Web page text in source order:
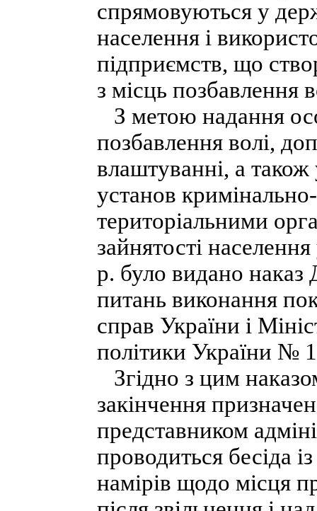
спрямовуються у
населення і
підприємств, що
з місць позбавлення
З метою надання
позбавлення волі,
влаштуванні, а також
установ
територіальними
зайнятості
р. було видано наказ
питань виконання
справ України і
політики України №
Згідно з цим
закінчення
представником
проводиться бесіда
намірів щодо місця